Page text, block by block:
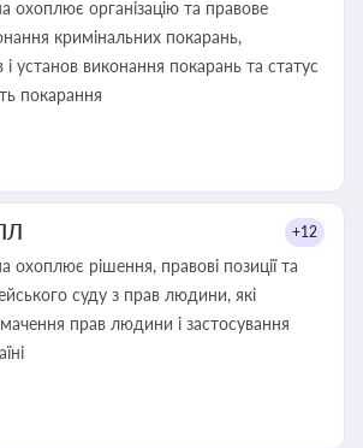
охоплює організацію та правове
кримінальних покарань,
і установ виконання покарань та статус
покарання
+12
охоплює рішення, правові позиції та
суду з прав людини, які
прав людини і застосування